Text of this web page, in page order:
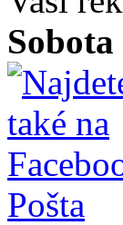
Sobota
Pošta